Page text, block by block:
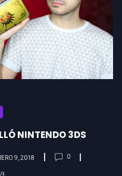
NINTENDO 3DS
9, 2018 0